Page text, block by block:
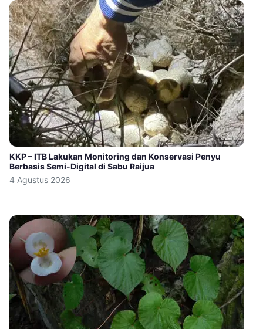
KKP – ITB Lakukan Monitoring dan Konservasi Penyu
Berbasis Semi-Digital di Sabu Raijua
4 Agustus 2026